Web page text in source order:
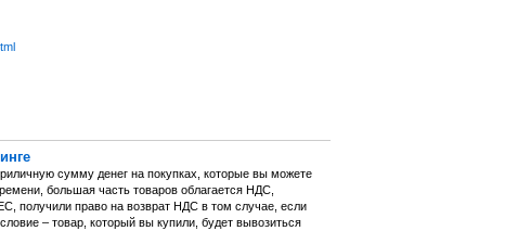
сумму денег на покупках, которые вы можете
большая часть товаров облагается НДС,
получили право на возврат НДС в том случае, если
– товар, который вы купили, будет вывозиться